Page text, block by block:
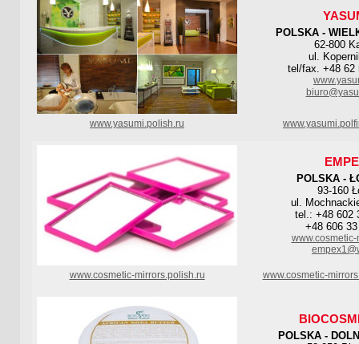
POLSKA -
62-800
ul.
tel/fax. +48 62
www.yasumi.polish.ru
POLSKA -
93-160
ul.
tel.: +48 602
+48 606
www.cosmetic-mirrors.polish.ru www.cosmetic-
POLSKA -